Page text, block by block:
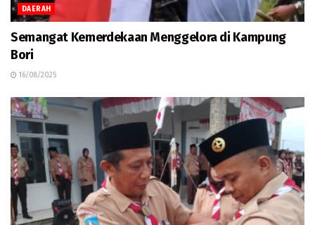
DAERAH
Semangat Kemerdekaan Menggelora di Kampung
Bori
16/08/2025